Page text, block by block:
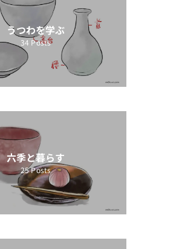
うつわを学ぶ
34 Posts
六季と暮らす
25Posts